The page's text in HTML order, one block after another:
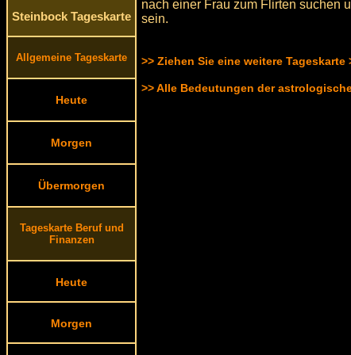
Steinbock Tageskarte
Allgemeine Tageskarte
Heute
Morgen
Übermorgen
Tageskarte Beruf und
Finanzen
Heute
Morgen
nach einer Frau zum Flirten suchen
sein.
>> Ziehen Sie eine weitere Tageskarte
>> Alle Bedeutungen der